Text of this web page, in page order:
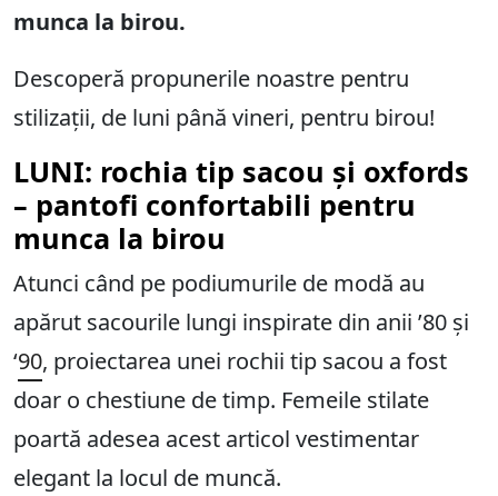
munca la birou.
Descoperă propunerile noastre pentru
stilizații, de luni până vineri, pentru birou!
LUNI: rochia tip sacou și oxfords
– pantofi confortabili pentru
munca la birou
Atunci când pe podiumurile de modă au
apărut sacourile lungi inspirate din anii ’80 și
‘90, proiectarea unei rochii tip sacou a fost
doar o chestiune de timp. Femeile stilate
poartă adesea acest articol vestimentar
elegant la locul de muncă.